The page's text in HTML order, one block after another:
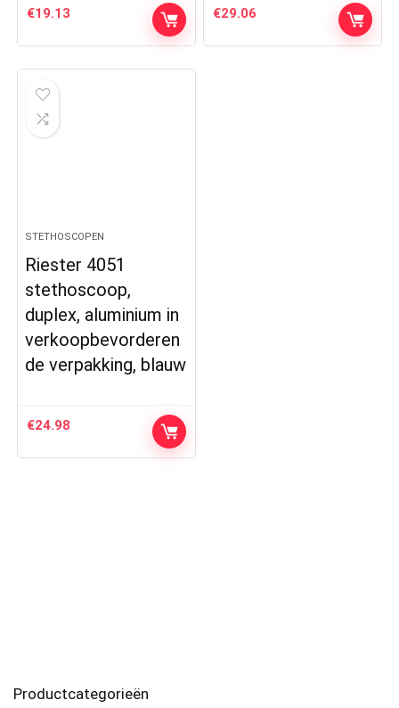
€19.13 €29.06
STETHOSCOPEN
Riester 4051
stethoscoop,
duplex, aluminium in
verkoopbevorderen
de verpakking, blauw
€24.98
Productcategorieën